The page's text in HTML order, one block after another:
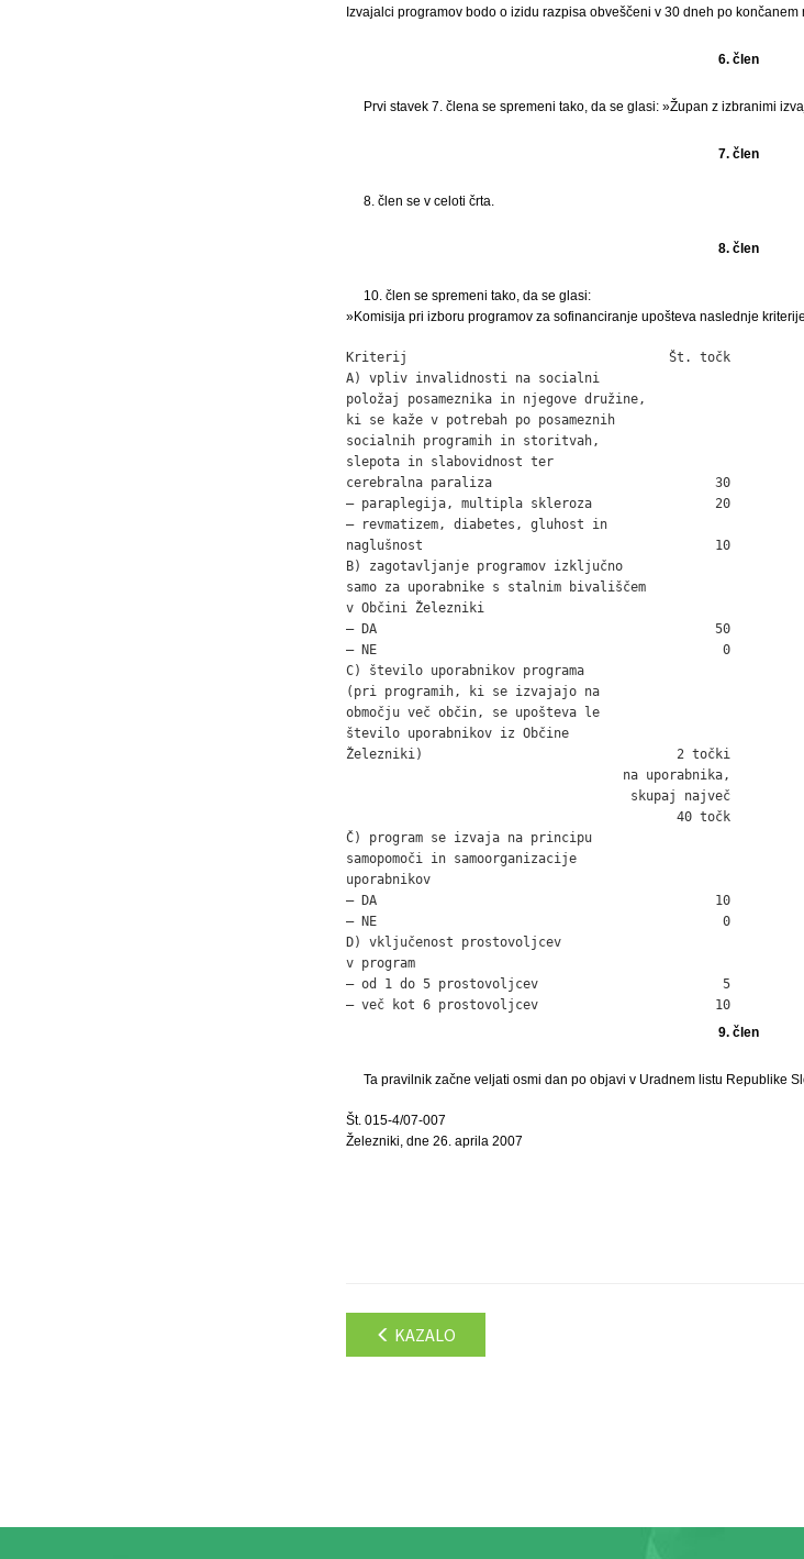
Izvajalci programov bodo o izidu razpisa obveščeni v 30 dneh po končanem
6. člen
Prvi stavek 7. člena se spremeni tako, da se glasi: »Župan z izbranimi
7. člen
8. člen se v celoti črta.
8. člen
10. člen se spremeni tako, da se glasi:
»Komisija pri izboru programov za sofinanciranje upošteva naslednje
Kriterij                                  Št. točk
A) vpliv invalidnosti na socialni
položaj posameznika in njegove družine,
ki se kaže v potrebah po posameznih
socialnih programih in storitvah,
slepota in slabovidnost ter
cerebralna paraliza                             30
– paraplegija, multipla skleroza                20
– revmatizem, diabetes, gluhost in
naglušnost                                      10
B) zagotavljanje programov izključno
samo za uporabnike s stalnim bivališčem
v Občini Železniki
– DA                                            50
– NE                                             0
C) število uporabnikov programa
(pri programih, ki se izvajajo na
območju več občin, se upošteva le
število uporabnikov iz Občine
Železniki)                                 2 točki
                                    na uporabnika,
                                     skupaj največ
                                           40 točk
Č) program se izvaja na principu
samopomoči in samoorganizacije
uporabnikov
– DA                                            10
– NE                                             0
D) vključenost prostovoljcev
v program
– od 1 do 5 prostovoljcev                        5
– več kot 6 prostovoljcev                       10
9. člen
Ta pravilnik začne veljati osmi dan po objavi v Uradnem listu Republike
Št. 015-4/07-007
Železniki, dne 26. aprila 2007
KAZALO